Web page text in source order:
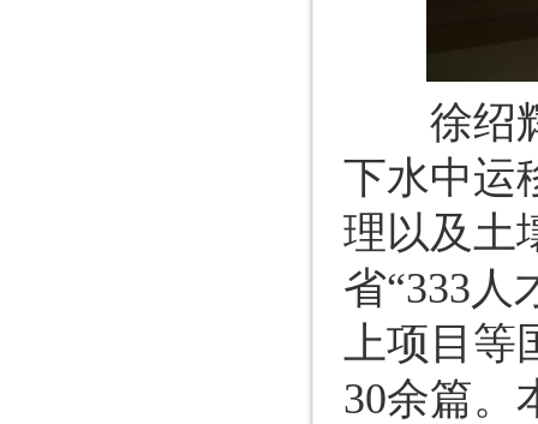
徐绍辉
下水中运
理以及土
省“333人
上项目等
30余篇。